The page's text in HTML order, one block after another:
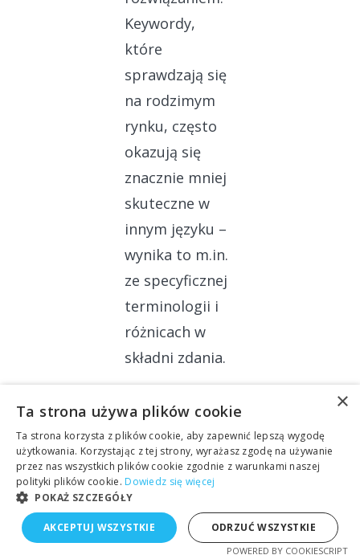
Keywordy,
które
sprawdzają się
na rodzimym
rynku, często
okazują się
znacznie mniej
skuteczne w
innym języku –
wynika to m.in.
ze specyficznej
terminologii i
różnicach w
składni zdania.
przygotowane
bazy słów
kluczowych dla
wszystkich
rynków
×
Ta strona używa plików cookie
Ta strona korzysta z plików cookie, aby zapewnić lepszą wygodę
użytkowania. Korzystając z tej strony, wyrażasz zgodę na używanie
przez nas wszystkich plików cookie zgodnie z warunkami naszej
polityki plików cookie. Dowiedz się więcej
POKAŻ SZCZEGÓŁY
AKCEPTUJ WSZYSTKIE ODRZUĆ WSZYSTKIE
POWERED BY COOKIESCRIPT